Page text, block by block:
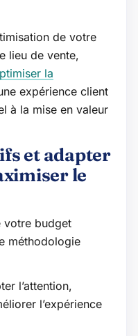
de votre
lieu de vente,
la
expérience client
à la mise en valeur
et adapter
le
votre budget
méthodologie
l’attention,
l’expérience